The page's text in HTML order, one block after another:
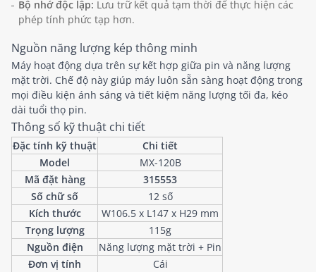
Bộ nhớ độc lập: Lưu trữ kết quả tạm thời để thực hiện các
phép tính phức tạp hơn.
Nguồn năng lượng kép thông minh
Máy hoạt động dựa trên sự kết hợp giữa pin và năng lượng
mặt trời. Chế độ này giúp máy luôn sẵn sàng hoạt động trong
mọi điều kiện ánh sáng và tiết kiệm năng lượng tối đa, kéo
dài tuổi thọ pin.
Thông số kỹ thuật chi tiết
Đặc tính kỹ thuật
Chi tiết
Model
MX-120B
Mã đặt hàng
315553
Số chữ số
12 số
Kích thước
W106.5 x L147 x H29 mm
Trọng lượng
115g
Nguồn điện
Năng lượng mặt trời + Pin
Đơn vị tính
Cái